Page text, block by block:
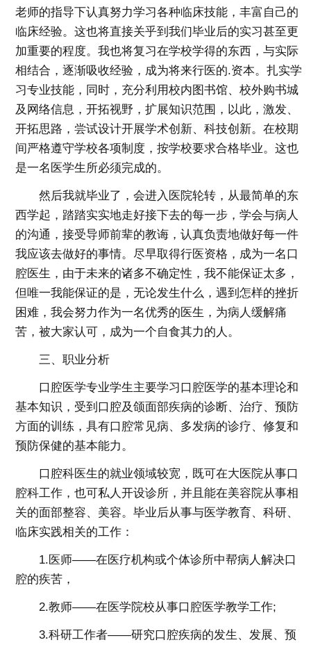
老师的指导下认真努力学习各种临床技能，丰富自己的
临床经验。这也将直接关乎到我们毕业后的实习甚至更
加重要的程度。我也将复习在学校学得的东西，与实际
相结合，逐渐吸收经验，成为将来行医的.资本。扎实学
习专业技能，同时，充分利用校内图书馆、校外购书城
及网络信息，开拓视野，扩展知识范围，以此，激发、
开拓思路，尝试设计开展学术创新、科技创新。在校期
间严格遵守学校各项制度，按学校要求合格毕业。这也
是一名医学生所必须完成的。
然后我就毕业了，会进入医院轮转，从最简单的东
西学起，踏踏实实地走好接下去的每一步，学会与病人
的沟通，接受导师前辈的教诲，认真负责地做好每一件
我应该去做好的事情。尽早取得行医资格，成为一名口
腔医生，由于未来的诸多不确定性，我不能保证太多，
但唯一我能保证的是，无论发生什么，遇到怎样的挫折
困难，我会努力作为一名优秀的医生，为病人缓解痛
苦，被大家认可，成为一个自食其力的人。
三、职业分析
口腔医学专业学生主要学习口腔医学的基本理论和
基本知识，受到口腔及颌面部疾病的诊断、治疗、预防
方面的训练，具有口腔常见病、多发病的诊疗、修复和
预防保健的基本能力。
口腔科医生的就业领域较宽，既可在大医院从事口
腔科工作，也可私人开设诊所，并且能在美容院从事相
关的面部整容、美容。毕业后从事与医学教育、科研、
临床实践相关的工作：
1.医师——在医疗机构或个体诊所中帮病人解决口
腔的疾苦，
2.教师——在医学院校从事口腔医学教学工作;
3.科研工作者——研究口腔疾病的发生、发展、预